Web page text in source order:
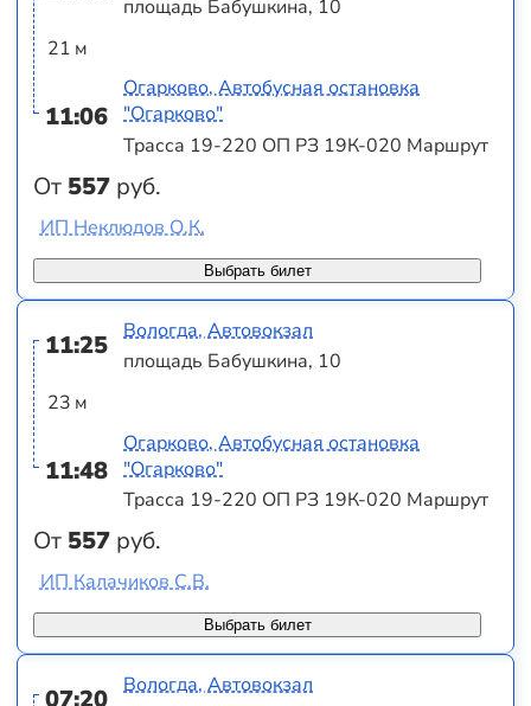
21 м
11:06
От 557 руб.
площадь Бабушкина, 10
Огарково, Автобусная остановка
"Огарково"
Трасса 19-220 ОП РЗ 19К-020 Маршрут
Выбрать билет
ИП Неклюдов О.К.
11:25
23 м
11:48
От 557 руб.
Вологда, Автовокзал
площадь Бабушкина, 10
Огарково, Автобусная остановка
"Огарково"
Трасса 19-220 ОП РЗ 19К-020 Маршрут
Выбрать билет
ИП Калачиков С.В.
Вологда, Автовокзал